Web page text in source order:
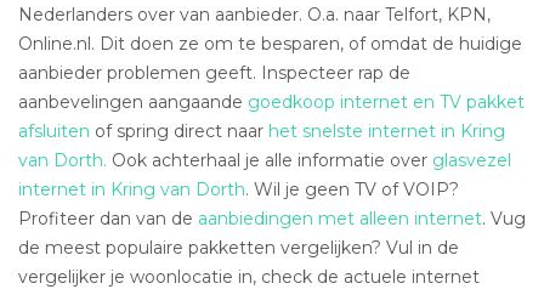
Nederlanders over van aanbieder. O.a. naar Telfort, KPN,
Online.nl. Dit doen ze om te besparen, of omdat de huidige
aanbieder problemen geeft. Inspecteer rap de
aanbevelingen aangaande goedkoop internet en TV pakket
afsluiten of spring direct naar het snelste internet in Kring
van Dorth. Ook achterhaal je alle informatie over glasvezel
internet in Kring van Dorth. Wil je geen TV of VOIP?
Profiteer dan van de aanbiedingen met alleen internet. Vug
de meest populaire pakketten vergelijken? Vul in de
vergelijker je woonlocatie in, check de actuele internet